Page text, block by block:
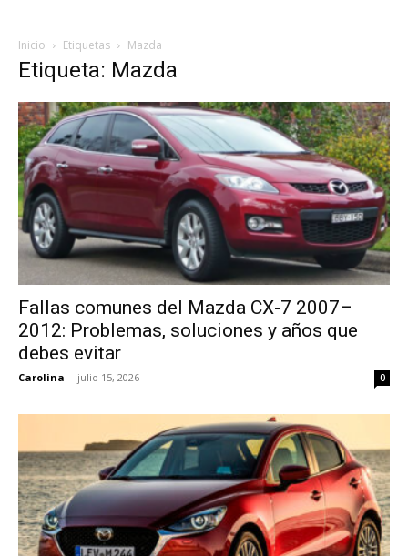
Inicio Etiquetas Mazda
Etiqueta: Mazda
Fallas comunes del Mazda CX-7 2007–
2012: Problemas, soluciones y años que
debes evitar
Carolina - julio 15, 2026 0